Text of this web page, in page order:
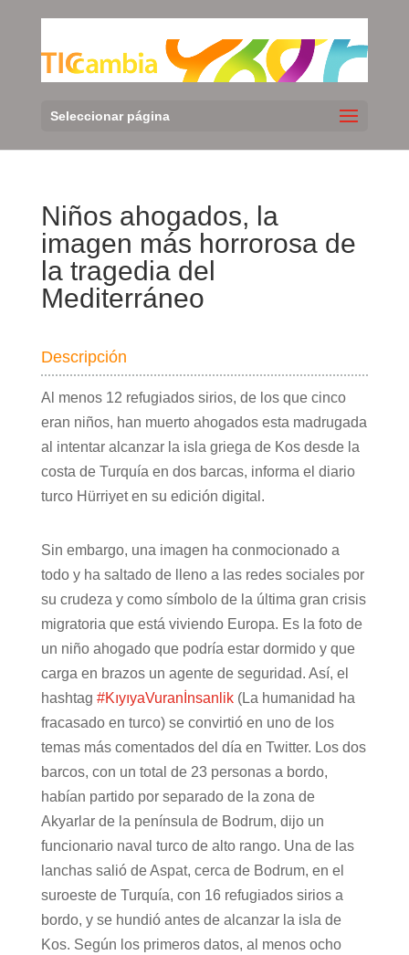
Seleccionar página
Niños ahogados, la
imagen más horrorosa de
la tragedia del
Mediterráneo
Descripción
Al menos 12 refugiados sirios, de los que cinco
eran niños, han muerto ahogados esta madrugada
al intentar alcanzar la isla griega de Kos desde la
costa de Turquía en dos barcas, informa el diario
turco Hürriyet en su edición digital.
Sin embargo, una imagen ha conmocionado a
todo y ha saltado de lleno a las redes sociales por
su crudeza y como símbolo de la última gran crisis
migratoria que está viviendo Europa. Es la foto de
un niño ahogado que podría estar dormido y que
carga en brazos un agente de seguridad. Así, el
hashtag #KıyıyaVuranİnsanlik(La humanidad ha
fracasado en turco) se convirtió en uno de los
temas más comentados del día en Twitter. Los dos
barcos, con un total de 23 personas a bordo,
habían partido por separado de la zona de
Akyarlar de la península de Bodrum, dijo un
funcionario naval turco de alto rango. Una de las
lanchas salió de Aspat, cerca de Bodrum, en el
suroeste de Turquía, con 16 refugiados sirios a
bordo, y se hundió antes de alcanzar la isla de
Kos. Según los primeros datos, al menos ocho